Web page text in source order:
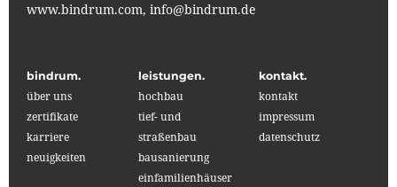
www.bindrum.com, info@bindrum.de
bindrum.
über uns
zertifikate
karriere
neuigkeiten
leistungen.
hochbau
tief- und
straßenbau
bausanierung
einfamilienhäuser
kontakt.
kontakt
impressum
datenschutz